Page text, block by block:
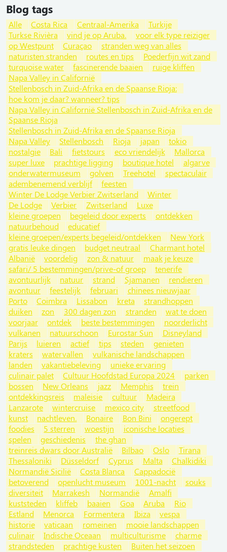
Blog tags
Alle Costa Rica Centraal-Amerika
Turkije
Turkse Rivièra
vind je op Aruba.
voor elk type reiziger
op Westpunt
Curaçao
stranden weg van alles
naturisten stranden
routes en tips
Poederfijn wit zand
turquoise water
fascinerende baaien
ruige kliffen
Napa Valley in Californië
Stellenbosch in Zuid-Afrika en de Spaanse Rioja:
hoe kom je daar? wanneer? tips
Napa Valley in Californië Stellenbosch in Zuid-Afrika en de
Spaanse Rioja
Stellenbosch in Zuid-Afrika en de Spaanse Rioja
Napa Valley
Stellenbosch Rioja japan
tokio
nostalgie
Bali fietstours eco vriendelijk
Mallorca
super luxe
prachtige ligging boutique hotel
algarve
onderwatermuseum
golven Treehotel
spectaculair
adembenemend verblijf
feesten
Winter De Lodge Verbier Zwitserland
Winter
De Lodge
Verbier Zwitserland
Luxe
kleine groepen
begeleid door experts
ontdekken
natuurbehoud
educatief
kleine groepen/experts begeleid/ontdekken
New York
gratis leuke dingen
budget neutraal
Charmant hotel
Albanië
voordelig zon & natuur
maak je keuze
safari/ 5 bestemmingen/prive-of groep
tenerife
avontuurlijk
natuur strand Sjamanen
rendieren
avontuur
feestelijk februari
chinees nieuwjaar
Porto
Coimbra Lissabon kreta
strandhoppen
duiken
zon 300 dagen zon stranden
wat te doen
voorjaar
ontdek beste bestemmingen
noorderlicht
vulkanen
natuurschoon Eurostar Sun
Disneyland
Parijs
luieren actief tips steden
genieten
kraters
watervallen
vulkanische landschappen
landen
vakantiebeleving
unieke ervaring
culinair palet
Cultuur Hoofdstad Europa 2024
parken
bossen
New Orleans jazz Memphis
trein
ontdekkingsreis
maleisie cultuur
Madeira
Lanzarote
wintercruise mexico city
streetfood
kunst
nachtleven. Bonaire Bon Bini
ongerept
foodies
5 sterren woestijn
iconische locaties
spelen
geschiedenis
the ghan
treinreis dwars door Australië
Bilbao Oslo
Tirana
Thessaloniki
Düsseldorf Cyprus Malta
Chalkidiki
Normandië Sicilië
Costa Blanca
Cappadocië
betoverend
openlucht museum 1001-nacht
souks
diversiteit
Marrakesh Normandië
Amalfi
kuststeden
kliffeb baaien Goa Aruba
Rio
Estland
Menorca Formentera Ibiza
vespa
historie
vaticaan romeinen
mooie landschappen
culinair
Indische Oceaan multiculturisme
charme
strandsteden
prachtige kusten
Buiten het seizoen